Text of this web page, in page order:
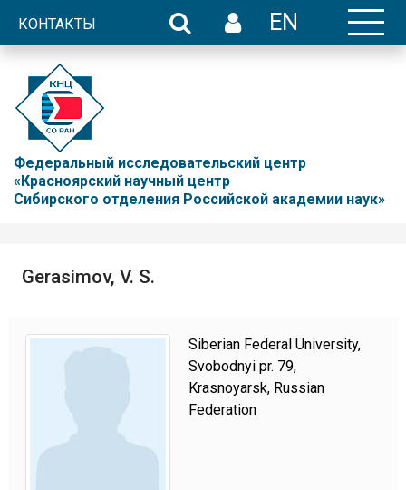
КОНТАКТЫ EN
Федеральный исследовательский центр
«Красноярский научный центр
Сибирского отделения Российской академии наук»
Gerasimov, V. S.
Siberian Federal University,
Svobodnyi pr. 79,
Krasnoyarsk, Russian
Federation